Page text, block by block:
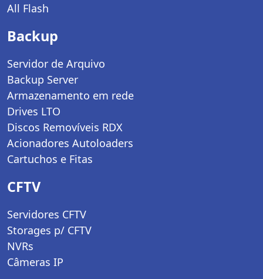
All Flash
Backup
Servidor de Arquivo
Backup Server
Armazenamento em rede
Drives LTO
Discos Removíveis RDX
Acionadores Autoloaders
Cartuchos e Fitas
CFTV
Servidores CFTV
Storages p/ CFTV
NVRs
Câmeras IP